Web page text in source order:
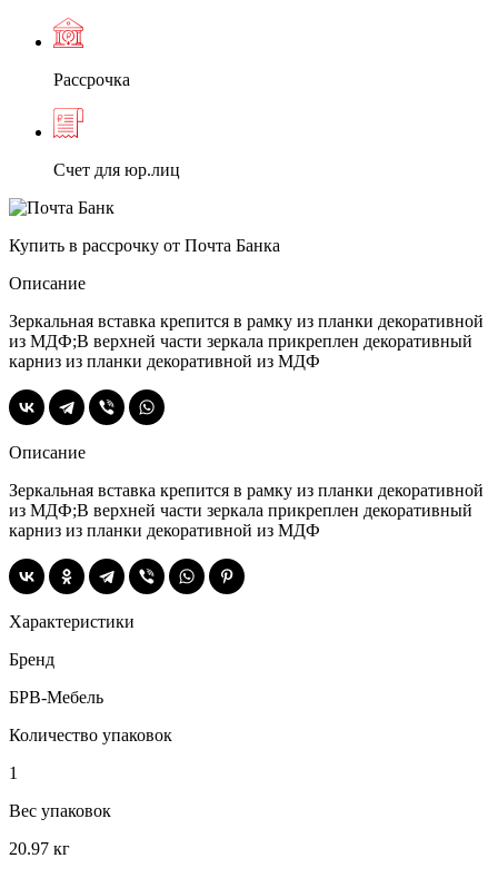
Рассрочка
Счет для юр.лиц
Купить в рассрочку от Почта Банка
Описание
Зеркальная вставка крепится в рамку из планки декоративной
из МДФ;В верхней части зеркала прикреплен декоративный
карниз из планки декоративной из МДФ
Описание
Зеркальная вставка крепится в рамку из планки декоративной
из МДФ;В верхней части зеркала прикреплен декоративный
карниз из планки декоративной из МДФ
Характеристики
Бренд
БРВ-Мебель
Количество упаковок
1
Вес упаковок
20.97 кг